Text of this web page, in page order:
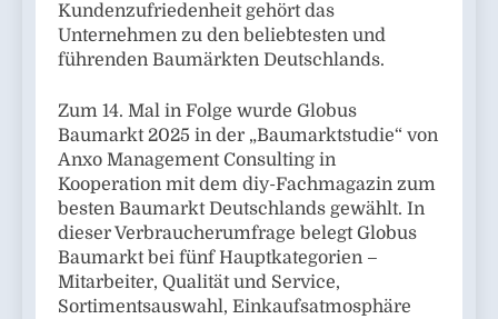
Kundenzufriedenheit gehört das
Unternehmen zu den beliebtesten und
führenden Baumärkten Deutschlands.
Zum 14. Mal in Folge wurde Globus
Baumarkt 2025 in der „Baumarktstudie“ von
Anxo Management Consulting in
Kooperation mit dem diy-Fachmagazin zum
besten Baumarkt Deutschlands gewählt. In
dieser Verbraucherumfrage belegt Globus
Baumarkt bei fünf Hauptkategorien –
Mitarbeiter, Qualität und Service,
Sortimentsauswahl, Einkaufsatmosphäre